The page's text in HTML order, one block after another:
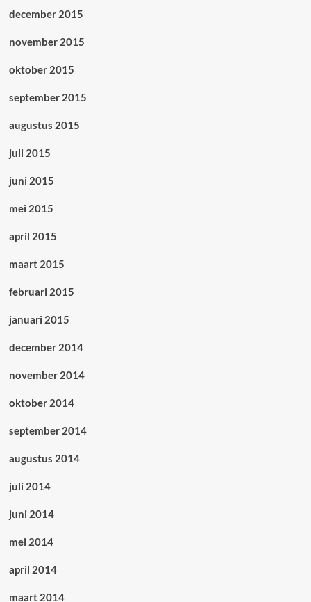
december 2015
november 2015
oktober 2015
september 2015
augustus 2015
juli 2015
juni 2015
mei 2015
april 2015
maart 2015
februari 2015
januari 2015
december 2014
november 2014
oktober 2014
september 2014
augustus 2014
juli 2014
juni 2014
mei 2014
april 2014
maart 2014